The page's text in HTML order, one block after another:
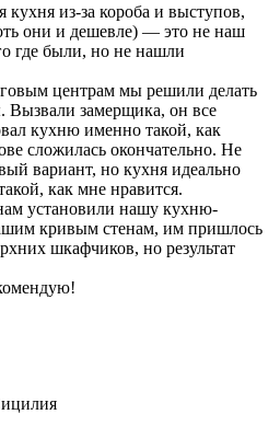
кухня из-за короба и выступов,
они и дешевле) — это не наш
где были, но не нашли
центрам мы решили делать
Вызвали замерщика, он все
кухню именно такой, как
сложилась окончательно. Не
вариант, но кухня идеально
как мне нравится.
установили нашу кухню-
кривым стенам, им пришлось
шкафчиков, но результат